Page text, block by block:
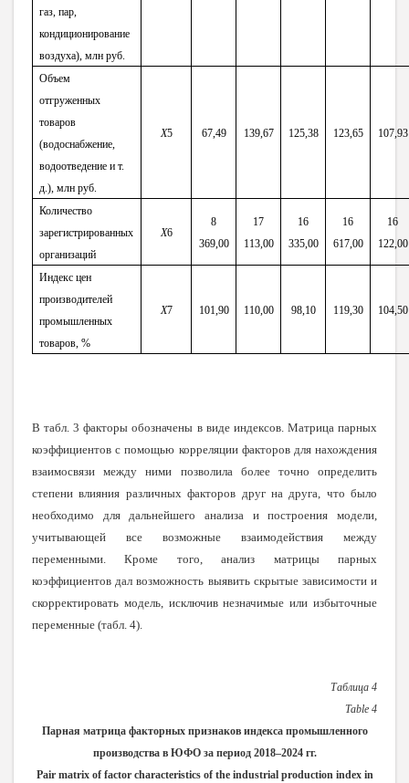
газ, пар,
кондиционирование
воздуха), млн руб.
Объем
отгруженных
товаров
(водоснабжение,
водоотведение и т.
д.), млн руб.
X5 67,49 139,67 125,38 123,65 107,93
Количество
зарегистрированных
организаций
X6
8
369,00
17
113,00
16
335,00
16
617,00
16
122,00
Индекс цен
производителей
промышленных
товаров, %
X7 101,90 110,00 98,10 119,30 104,50
В табл. 3 факторы обозначены в виде индексов. Матрица парных
коэффициентов с помощью корреляции факторов для нахождения
взаимосвязи между ними позволила более точно определить
степени влияния различных факторов друг на друга, что было
необходимо для дальнейшего анализа и построения модели,
учитывающей все возможные взаимодействия между
переменными. Кроме того, анализ матрицы парных
коэффициентов дал возможность выявить скрытые зависимости и
скорректировать модель, исключив незначимые или избыточные
переменные (табл. 4).
Таблица 4
Table 4
Парная матрица факторных признаков индекса промышленного
производства в ЮФО за период 2018–2024 гг.
Pair matrix of factor characteristics of the industrial production index in